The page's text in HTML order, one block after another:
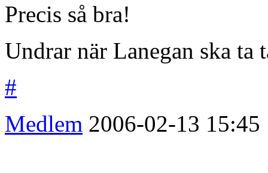
Precis så bra!
Undrar när Lanegan ska ta
#
Medlem 2006-02-13 15:45